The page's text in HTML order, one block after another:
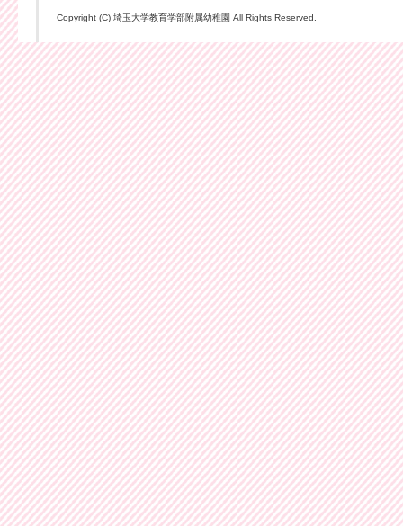
Copyright (C) 埼玉大学教育学部附属幼稚園 All Rights Reserved.